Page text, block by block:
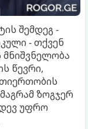
შემდეგ -
- თქვენ
მნიშვნელობა
წევრი,
ზოგჯერ
უფრო